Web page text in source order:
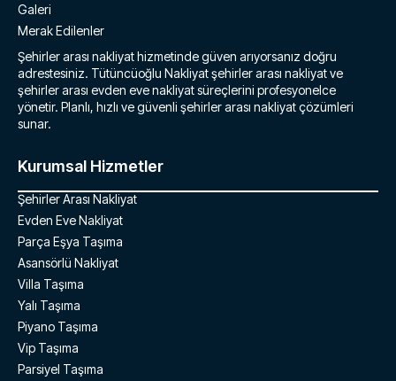
Galeri
Merak Edilenler
Şehirler arası nakliyat hizmetinde güven arıyorsanız doğru
adrestesiniz. Tütüncüoğlu Nakliyat şehirler arası nakliyat ve
şehirler arası evden eve nakliyat süreçlerini profesyonelce
yönetir. Planlı, hızlı ve güvenli şehirler arası nakliyat çözümleri
sunar.
Kurumsal Hizmetler
Şehirler Arası Nakliyat
Evden Eve Nakliyat
Parça Eşya Taşıma
Asansörlü Nakliyat
Villa Taşıma
Yalı Taşıma
Piyano Taşıma
Vip Taşıma
Parsiyel Taşıma